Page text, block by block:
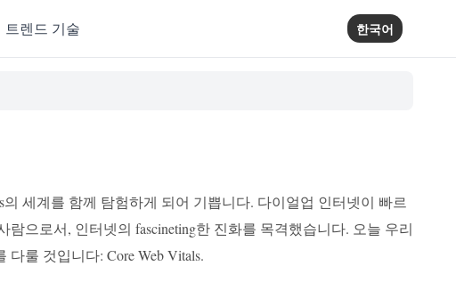
트렌드 기술 한국어
세계를 함께 탐험하게 되어 기쁩니다. 다이얼업 인터넷이 빠르
으로서, 인터넷의 fascineting한 진화를 목격했습니다. 오늘 우리
룰 것입니다: Core Web Vitals.